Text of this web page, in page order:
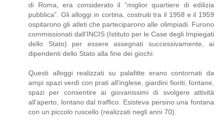
di Roma, era considerato il “miglior quartiere di edilizia
pubblica”. Gli alloggi in cortina, costruiti tra il 1958 e il 1959
ospitarono gli atleti che parteciparono alle olimpiadi. Furono
commissionati dall’INCIS (Istituto per le Case degli Impiegati
dello Stato) per essere assegnati successivamente, ai
dipendenti dello Stato alla fine dei giochi.
Questi alloggi realizzati su palafitte erano contornati da
ampi spazi verdi con prati all’inglese, giardini fioriti, fontane,
spazi per consentire ai giovanissimi di svolgere attività
all’aperto, lontano dal traffico. Esisteva persino una fontana
con un piccolo ruscello (realizzati negli anni 70).